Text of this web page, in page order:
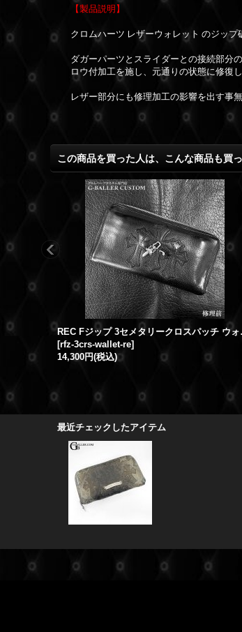
【製品説明】
クロムハーツ レザーウォレット のジッ
ダガーパーツとスライダーとの接続部分
ロウ付加工を施し、元通りの状態に修復
レザー部分にも修理加工の影響を出す事
この商品を買った人は、こんな商品も買
REC F
[rfz-3crs-wallet-re]
14,300円(税込)
最近チェックしたアイテム